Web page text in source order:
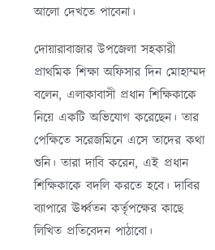
আলো দেখতে পাবেনা।
দোয়ারাবাজার উপজেলা সহকারী
প্রাথমিক শিক্ষা অফিসার দিন মোহাম্মদ
বলেন, এলাকাবাসী প্রধান শিক্ষিকাকে
নিয়ে একটি অভিযোগ করেছেন। তার
পেক্ষিতে সরেজমিনে এসে তাদের কথা
শুনি। তারা দাবি করেন, এই প্রধান
শিক্ষিকাকে বদলি করতে হবে। দাবির
ব্যাপারে ঊর্ধ্বতন কর্তৃপক্ষের কাছে
লিখিত প্রতিবেদন পাঠাবো।